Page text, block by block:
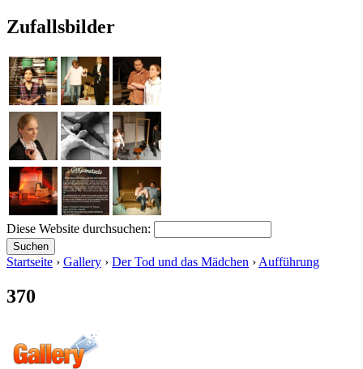
Zufallsbilder
Diese Website durchsuchen:
Startseite › Gallery › Der Tod und das Mädchen › Aufführung
370